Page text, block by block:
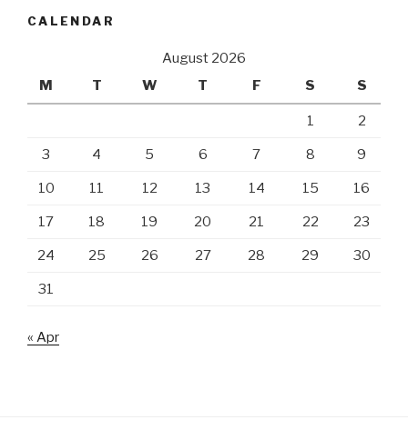
CALENDAR
August 2026
M
T W T F S S
1 2
3 4 5 6 7 8 9
10 11 12 13 14 15 16
17 18 19 20 21 22 23
24 25 26 27 28 29 30
31
« Apr